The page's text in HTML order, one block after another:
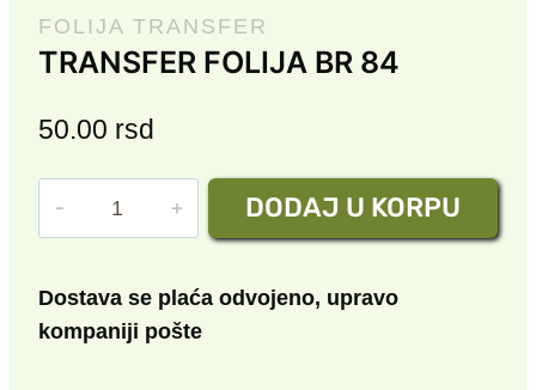
FOLIJA TRANSFER
TRANSFER FOLIJA BR 84
50.00 rsd
TRANSFER
84
količina
DODAJ U KORPU
Dostava se plaća odvojeno, upravo
kompaniji pošte